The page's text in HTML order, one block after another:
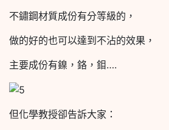
不鏽鋼材質成份有分等級的，
做的好的也可以達到不沾的效果，
主要成份有鎳，鉻，鉬….
但化學教授卻告訴大家：